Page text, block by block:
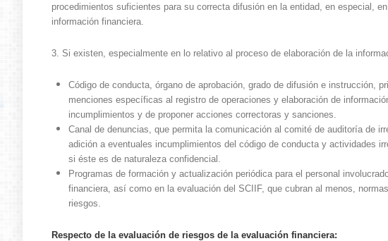
procedimientos suficientes para su correcta difusión en la entidad, en especial,
información financiera.
3. Si existen, especialmente en lo relativo al proceso de elaboración de la
Código de conducta, órgano de aprobación, grado de difusión e instrucción,
menciones específicas al registro de operaciones y elaboración de
incumplimientos y de proponer acciones correctoras y sanciones.
Canal de denuncias, que permita la comunicación al comité de auditoría de
adición a eventuales incumplimientos del código de conducta y actividades
si éste es de naturaleza confidencial.
Programas de formación y actualización periódica para el personal
financiera, así como en la evaluación del SCIIF, que cubran al menos,
riesgos.
Respecto de la evaluación de riesgos de la evaluación financiera: